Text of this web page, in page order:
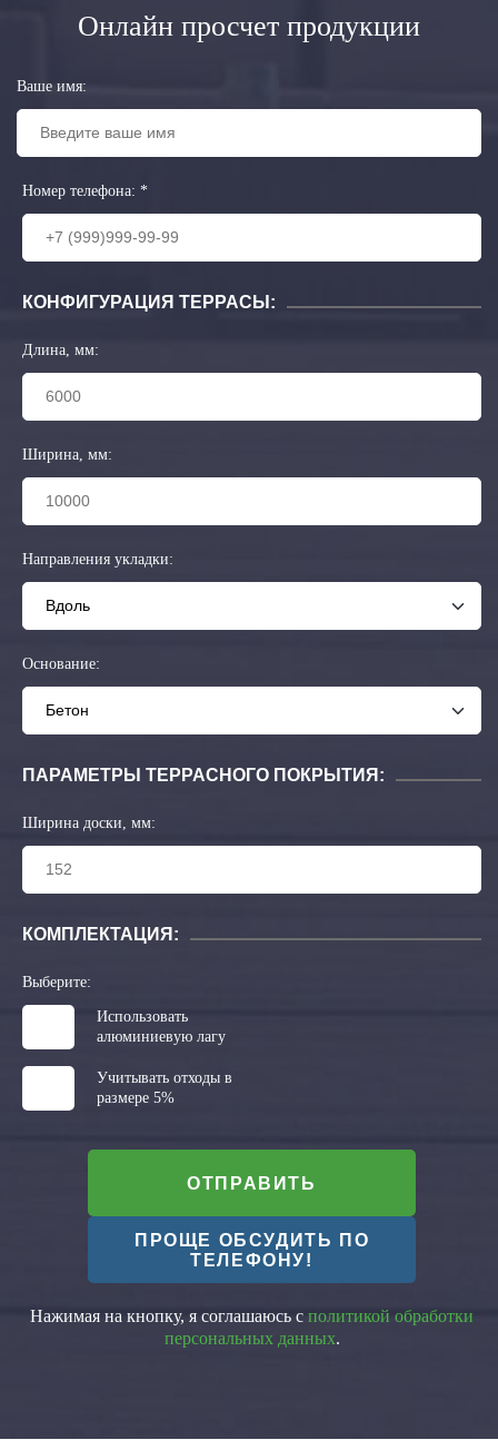
Онлайн просчет продукции
Ваше имя:
Номер телефона: *
КОНФИГУРАЦИЯ ТЕРРАСЫ:
Длина, мм:
Ширина, мм:
Направления укладки:
Основание:
ПАРАМЕТРЫ ТЕРРАСНОГО ПОКРЫТИЯ:
Ширина доски, мм:
КОМПЛЕКТАЦИЯ:
Выберите:
Использовать
алюминиевую лагу
Учитывать отходы в
размере 5%
ОТПРАВИТЬ
ПРОЩЕ ОБСУДИТЬ ПО
ТЕЛЕФОНУ!
Нажимая на кнопку, я соглашаюсь с политикой обработки
персональных данных.